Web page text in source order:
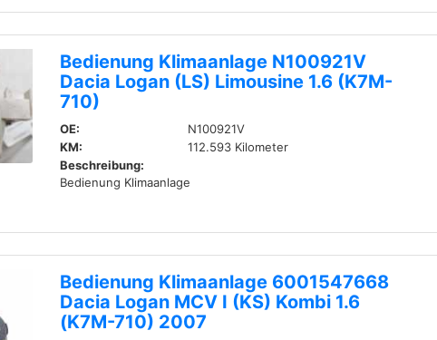
Bedienung Klimaanlage N100921V
Dacia Logan (LS) Limousine 1.6 (K7M-
710)
OE:
N100921V
KM:
112.593 Kilometer
Beschreibung:
Bedienung Klimaanlage
Bedienung Klimaanlage 6001547668
Dacia Logan MCV I (KS) Kombi 1.6
(K7M-710) 2007